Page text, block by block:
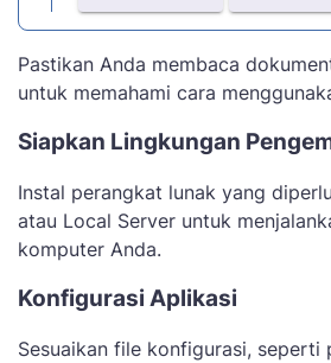
Pastikan Anda membaca
untuk memahami cara
Siapkan Lingkungan
Instal perangkat lunak yang
atau Local Server untuk
komputer Anda.
Konfigurasi Aplikasi
Sesuaikan file konfigurasi, seperti